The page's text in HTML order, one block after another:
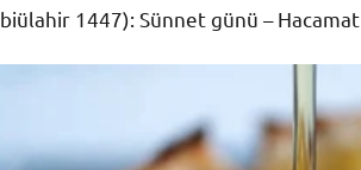
1447): Sünnet günü – Hacamat